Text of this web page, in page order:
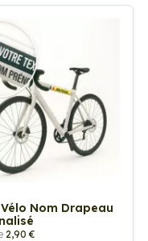
Nom Drapeau
2,90 €